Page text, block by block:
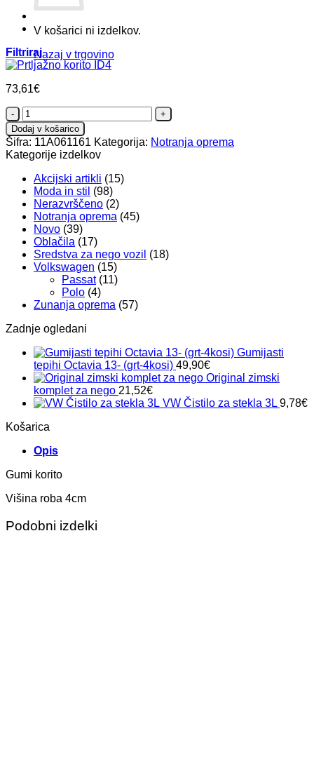
V košarici ni izdelkov.
Nazaj v trgovino
Filtriraj
73,61€
Prtljažno
korito
ID4
količina
Dodaj v košarico
Šifra: 11A061161 Kategorija: Notranja oprema
Kategorije izdelkov
Akcijski artikli (15)
Moda in stil (98)
Nerazvrščeno (2)
Notranja oprema (45)
Novo (39)
Oblačila (17)
Sredstva za nego vozil (18)
Volkswagen (15)
Passat (11)
Polo (4)
Zunanja oprema (57)
Zadnje ogledani
Gumijasti
tepihi Octavia 13- (grt-4kosi) 49,90€
Original zimski
komplet za nego 21,52€
VW Čistilo za stekla 3L 9,78€
Košarica
Opis
Gumi korito
Višina roba 4cm
Podobni izdelki